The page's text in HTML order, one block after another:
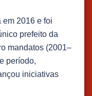
em 2016 e foi
prefeito da
mandatos (2001–
período,
iniciativas